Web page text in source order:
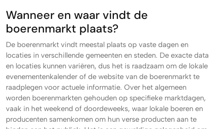
Wanneer en waar vindt de
boerenmarkt plaats?
De boerenmarkt vindt meestal plaats op vaste dagen en
locaties in verschillende gemeenten en steden. De exacte data
en locaties kunnen variëren, dus het is raadzaam om de lokale
evenementenkalender of de website van de boerenmarkt te
raadplegen voor actuele informatie. Over het algemeen
worden boerenmarkten gehouden op specifieke marktdagen,
vaak in het weekend of doordeweeks, waar lokale boeren en
producenten samenkomen om hun verse producten aan te